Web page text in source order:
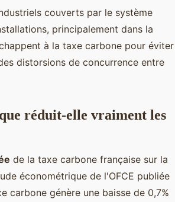
couverts par le système
principalement dans la
à la taxe carbone pour éviter
distorsions de concurrence entre
réduit-elle vraiment les
de la taxe carbone française sur la
économétrique de l'OFCE publiée
carbone génère une baisse de 0,7%